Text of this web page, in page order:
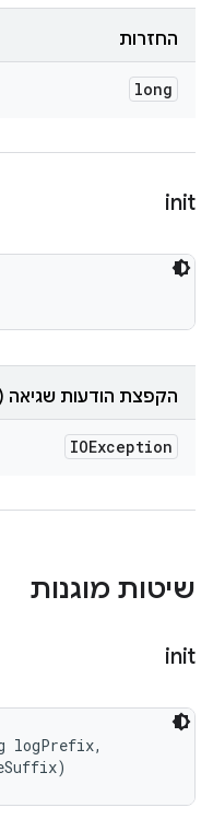
החזרות
long
init
הקפצת הודעות שגיאה (throw)
IOException
שיטות מוגנות
init
logPrefix,